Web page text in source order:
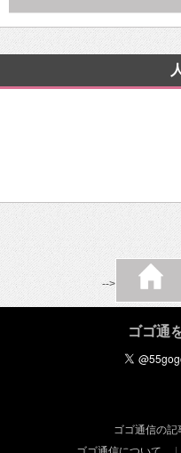
-->
ゴゴ通
ゴゴ通信の記